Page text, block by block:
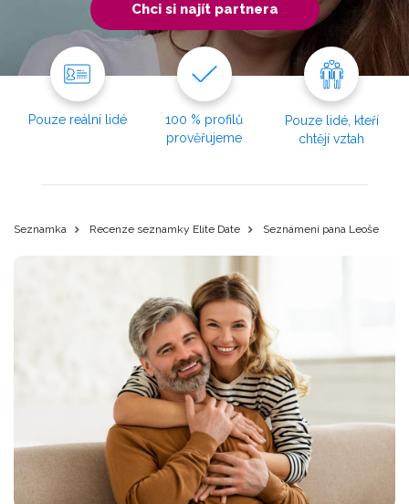
Chci si najít partnera
Pouze reální lidé
100 % profilů
prověřujeme
Pouze lidé, kteří
chtějí vztah
Seznamka Recenze seznamky Elite Date Seznámení pana Leoše